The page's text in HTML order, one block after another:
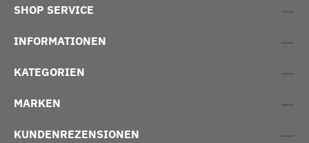
SHOP SERVICE
INFORMATIONEN
KATEGORIEN
MARKEN
KUNDENREZENSIONEN